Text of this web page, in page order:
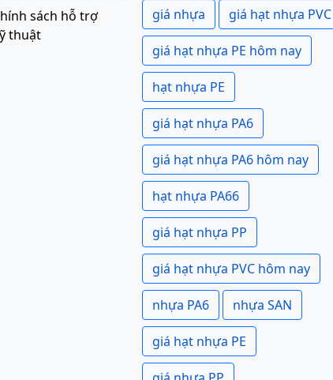
sách hỗ trợ
thuật
giá nhựa giá hạt nhựa PVC
giá hạt nhựa PE hôm nay
hạt nhựa PE
giá hạt nhựa PA6
giá hạt nhựa PA6 hôm nay
hạt nhựa PA66
giá hạt nhựa PP
giá hạt nhựa PVC hôm nay
nhựa PA6 nhựa SAN
giá hạt nhựa PE